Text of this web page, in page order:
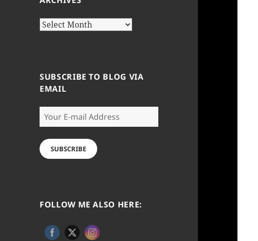
Archives
SUBSCRIBE TO BLOG VIA
EMAIL
Your
E-
mail
Address
SUBSCRIBE
FOLLOW ME ALSO HERE: